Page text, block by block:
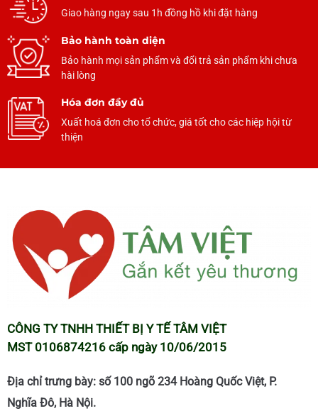
Giao hàng ngay sau 1h đồng hồ khi đặt hàng
Bảo hành toàn diện
Bảo hành mọi sản phẩm và đổi trả sản phẩm khi chưa
hài lòng
Hóa đơn đầy đủ
Xuất hoá đơn cho tổ chức, giá tốt cho các hiệp hội từ
thiện
CÔNG TY TNHH THIẾT BỊ Y TẾ TÂM VIỆT
MST 0106874216 cấp ngày 10/06/2015
Địa chỉ trưng bày: số 100 ngõ 234 Hoàng Quốc Việt, P.
Nghĩa Đô, Hà Nội.